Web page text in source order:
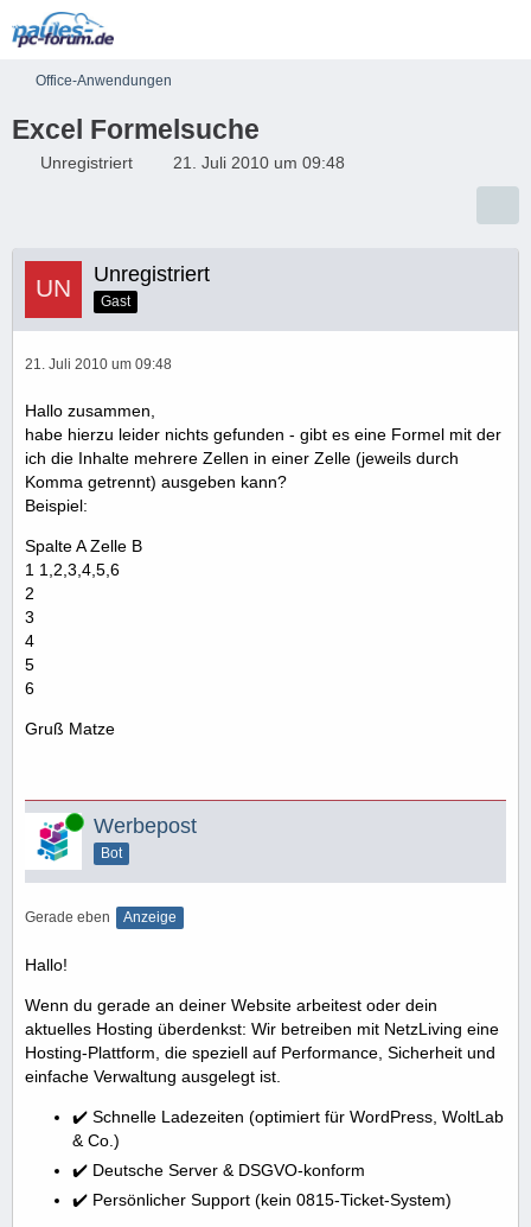
Office-Anwendungen
Excel Formelsuche
Unregistriert 21. Juli 2010 um 09:48
Unregistriert
Gast
21. Juli 2010 um 09:48
Hallo zusammen,
habe hierzu leider nichts gefunden - gibt es eine Formel mit der
ich die Inhalte mehrere Zellen in einer Zelle (jeweils durch
Komma getrennt) ausgeben kann?
Beispiel:
Spalte A Zelle B
1 1,2,3,4,5,6
2
3
4
5
6
Gruß Matze
Online Werbepost
Bot
Gerade eben Anzeige
Hallo!
Wenn du gerade an deiner Website arbeitest oder dein
aktuelles Hosting überdenkst: Wir betreiben mit NetzLiving eine
Hosting-Plattform, die speziell auf Performance, Sicherheit und
einfache Verwaltung ausgelegt ist.
✔️ Schnelle Ladezeiten (optimiert für WordPress, WoltLab
& Co.)
✔️ Deutsche Server & DSGVO-konform
✔️ Persönlicher Support (kein 0815-Ticket-System)